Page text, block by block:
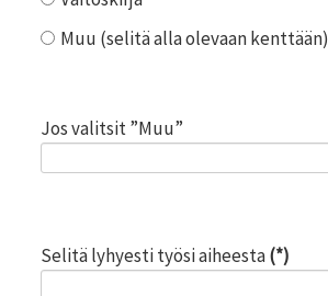
Muu (selitä alla olevaan kenttään)
Jos valitsit ”Muu”
Selitä lyhyesti työsi aiheesta(*)